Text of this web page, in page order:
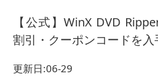
【公式】WinX DVD
割引・クーポンコードを
更新日:06-29